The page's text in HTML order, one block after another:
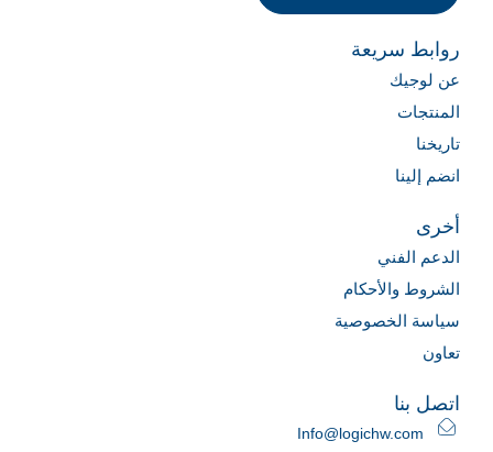
روابط سريعة
عن لوجيك
المنتجات
تاريخنا
انضم إلينا
أخرى
الدعم الفني
الشروط والأحكام
سياسة الخصوصية
تعاون
اتصل بنا
Info@logichw.com